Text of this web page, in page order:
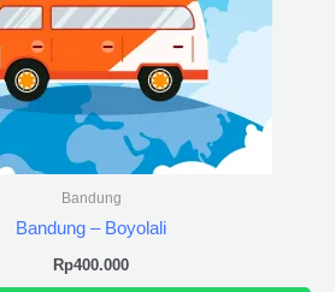
Bandung
Bandung – Boyolali
Rp400.000